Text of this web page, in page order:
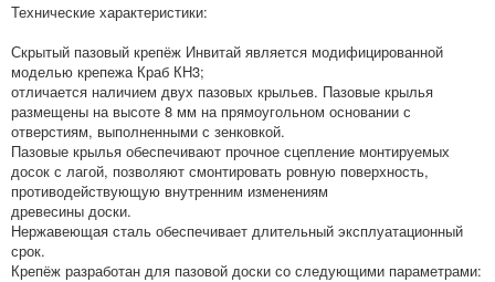
Технические характеристики:
Скрытый пазовый крепёж Инвитай является модифицированной
моделью крепежа Краб КН3;
отличается наличием двух пазовых крыльев. Пазовые крылья
размещены на высоте 8 мм на прямоугольном основании с
отверстиям, выполненными с зенковкой.
Пазовые крылья обеспечивают прочное сцепление монтируемых
досок с лагой, позволяют смонтировать ровную поверхность,
противодействующую внутренним изменениям
древесины доски.
Нержавеющая сталь обеспечивает длительный эксплуатационный
срок.
Крепёж разработан для пазовой доски со следующими параметрами: